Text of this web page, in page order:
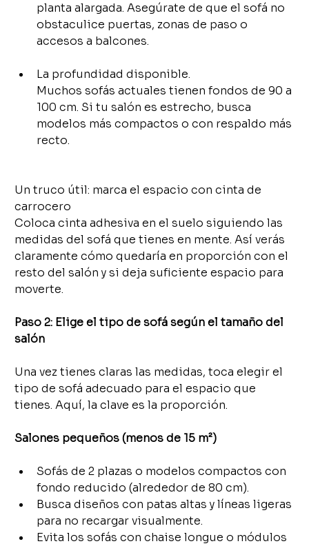
planta alargada. Asegúrate de que el sofá no
obstaculice puertas, zonas de paso o
accesos a balcones.
La profundidad disponible.
Muchos sofás actuales tienen fondos de 90 a
100 cm. Si tu salón es estrecho, busca
modelos más compactos o con respaldo más
recto.
Un truco útil: marca el espacio con cinta de
carrocero
Coloca cinta adhesiva en el suelo siguiendo las
medidas del sofá que tienes en mente. Así verás
claramente cómo quedaría en proporción con el
resto del salón y si deja suficiente espacio para
moverte.
Paso 2: Elige el tipo de sofá según el tamaño del
salón
Una vez tienes claras las medidas, toca elegir el
tipo de sofá adecuado para el espacio que
tienes. Aquí, la clave es la proporción.
Salones pequeños (menos de 15 m²)
Sofás de 2 plazas o modelos compactos con
fondo reducido (alrededor de 80 cm).
Busca diseños con patas altas y líneas ligeras
para no recargar visualmente.
Evita los sofás con chaise longue o módulos